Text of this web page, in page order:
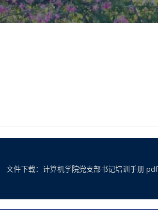
文件下载：计算机学院党支部书记培训手册 pdf